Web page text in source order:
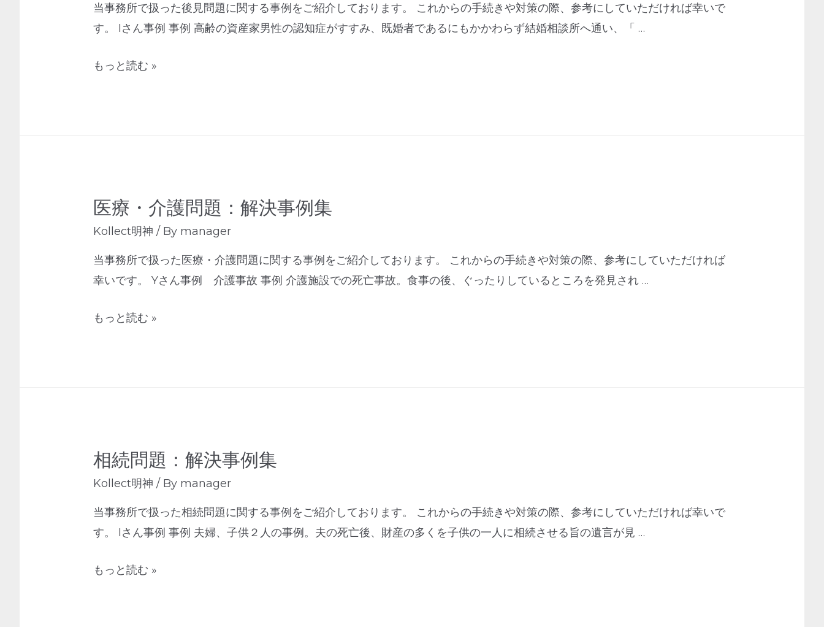
当事務所で扱った後見問題に関する事例をご紹介しております。 これからの手続きや対策の際、参考にしていただければ幸いで
す。 Iさん事例 事例 高齢の資産家男性の認知症がすすみ、既婚者であるにもかかわらず結婚相談所へ通い、「 …
もっと読む »
医療・介護問題：解決事例集
Kollect明神 / By manager
当事務所で扱った医療・介護問題に関する事例をご紹介しております。 これからの手続きや対策の際、参考にしていただければ
幸いです。 Yさん事例 介護事故 事例 介護施設での死亡事故。食事の後、ぐったりしているところを発見され …
もっと読む »
相続問題：解決事例集
Kollect明神 / By manager
当事務所で扱った相続問題に関する事例をご紹介しております。 これからの手続きや対策の際、参考にしていただければ幸いで
す。 Iさん事例 事例 夫婦、子供２人の事例。夫の死亡後、財産の多くを子供の一人に相続させる旨の遺言が見 …
もっと読む »